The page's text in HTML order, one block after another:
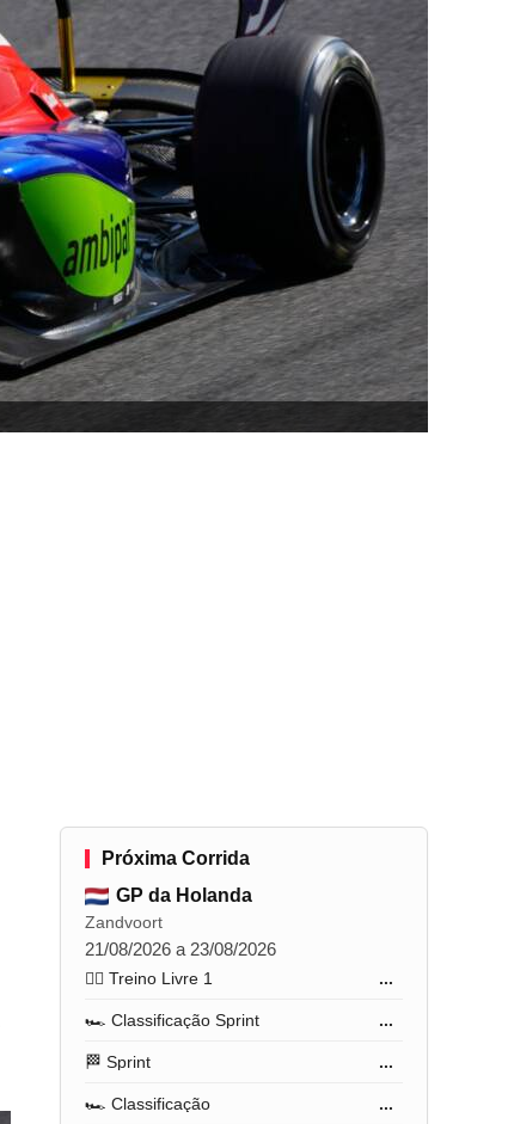
Próxima Corrida
GP da Holanda
Zandvoort
21/08/2026 a 23/08/2026
🏋️‍♂️ Treino Livre 1 ...
🏎️ Classificação Sprint ...
🏁 Sprint ...
🏎️ Classificação ...